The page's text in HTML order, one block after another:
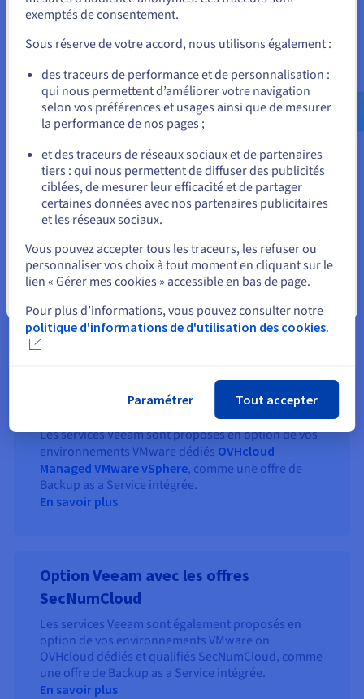
Veeam Enterprise Plus
Les licences Veeam Enterprise Plus d'OVHcloud
permettent d'utiliser « Veeam Backup & Replication
» sur votre infrastructure, avec un niveau de
protection avancé pour vos sauvegardes.
Object Storage - Veeam Ready
Performance d'OVHcloud est certifiée Veeam Ready
pour héberger vos sauvegardes avec des
performances certifiées.
En savoir plus
Option Veeam for Managed VMware
Les services Veeam sont proposés en option de vos
environnements VMware dédiés OVHcloud
Managed VMware vSphere, comme une offre de
Backup as a Service intégrée.
En savoir plus
Option Veeam avec les offres
SecNumCloud
Les services Veeam sont également proposés en
option de vos environnements VMware on
OVHcloud dédiés et qualifiés SecNumCloud, comme
une offre de Backup as a Service intégrée.
En savoir plus
Pour commander, rendez-vous sur le site de votre pays (États-
Allez sur le site États-Unis
us.ovhcloud.com/
Anglais USD - $
ou
Rester sur le site actuel
Sélectionner un autre site web
exemptés de consentement.
Sous réserve de votre accord, nous utilisons également :
des traceurs de performance et de personnalisation :
qui nous permettent d’améliorer votre navigation
selon vos préférences et usages ainsi que de mesurer
la performance de nos pages ;
et des traceurs de réseaux sociaux et de partenaires
tiers : qui nous permettent de diffuser des publicités
ciblées, de mesurer leur efficacité et de partager
certaines données avec nos partenaires publicitaires
et les réseaux sociaux.
Vous pouvez accepter tous les traceurs, les refuser ou
personnaliser vos choix à tout moment en cliquant sur le
lien « Gérer mes cookies » accessible en bas de page.
Pour plus d’informations, vous pouvez consulter notre
politique d'informations de d'utilisation des cookies.
Paramétrer Tout accepter